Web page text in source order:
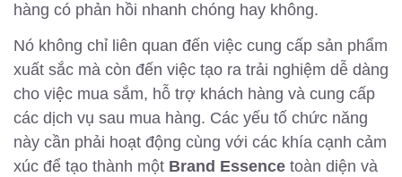
hàng có phản hồi nhanh chóng hay không.
Nó không chỉ liên quan đến việc cung cấp sản phẩm
xuất sắc mà còn đến việc tạo ra trải nghiệm dễ dàng
cho việc mua sắm, hỗ trợ khách hàng và cung cấp
các dịch vụ sau mua hàng. Các yếu tố chức năng
này cần phải hoạt động cùng với các khía cạnh cảm
xúc để tạo thành một Brand Essence toàn diện và